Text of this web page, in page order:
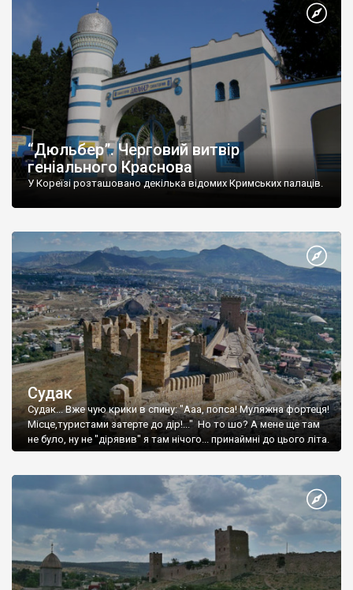
“Дюльбер”. Черговий витвір
геніального Краснова
У Кореїзі розташовано декілька відомих Кримських палаців.
Судак
Судак... Вже чую крики в спину: "Ааа, попса! Муляжна фортеця!
Місце,туристами затерте до дір!..." Но то шо? А мене ще там
не було, ну не "дірявив" я там нічого... принаймні до цього літа.